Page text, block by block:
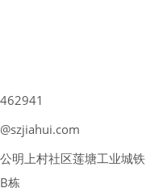
明上村社区莲塘工业城铁
栋